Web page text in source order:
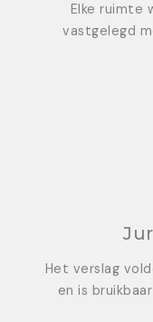
Elke ruimte
vastgelegd
Het verslag
en is